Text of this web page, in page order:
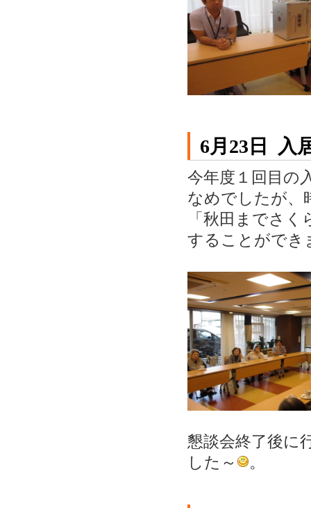
6月23日 入
今年度１回目の
なめでしたが、
「秋田までさ
することができ
懇談会終了後に
した～
。